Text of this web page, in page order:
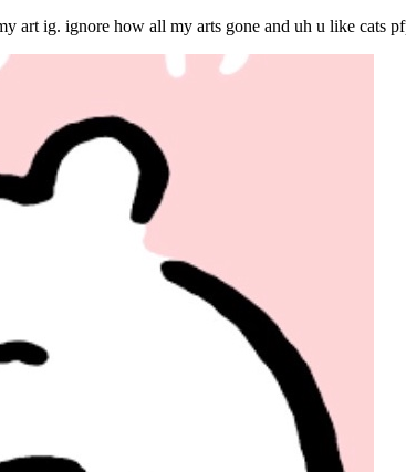
art ig. ignore how all my arts gone and uh u like cats